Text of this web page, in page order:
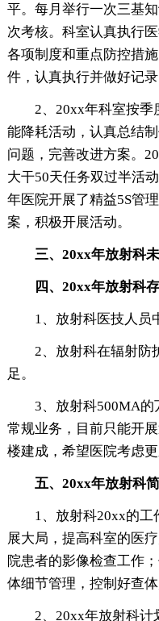
平。每月举行一次三基
次考核。科室认真执行
各项制度和重点防控措
件，认真执行并做好记
2、20xx年科室按季
能降耗活动，认真总结
问题，完善改进方案。
大干50天任务双过半活
年医院开展了精益5S管
案，积极开展活动。
三、20xx年放射科
四、20xx年放射科
1、放射科医技人员
2、放射科在辐射防
足。
3、放射科500MA
常规业务，目前只能开
楼建成，希望医院考虑更
五、20xx年放射科
1、放射科20xx的
展大局，提高科室的医
院患者的影像检查工作
体细节管理，控制好查
2、20xx年放射科计